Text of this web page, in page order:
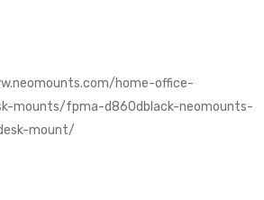
home-office-
mounts/fpma-d860dblack-neomounts-
mount/